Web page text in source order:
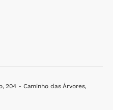
204 - Caminho das Árvores,